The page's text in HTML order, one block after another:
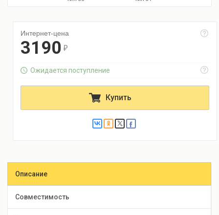
Интернет-цена
3190 r
Ожидается поступление
Купить
Описание
Совместимость